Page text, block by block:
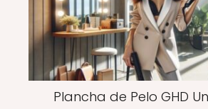
Plancha de Pelo GHD